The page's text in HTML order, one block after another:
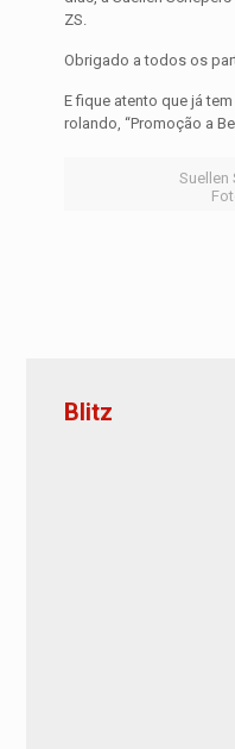
ZS.
Obrigado a todos os
E fique atento que já
rolando, “Promoção a
Suellen
Blitz